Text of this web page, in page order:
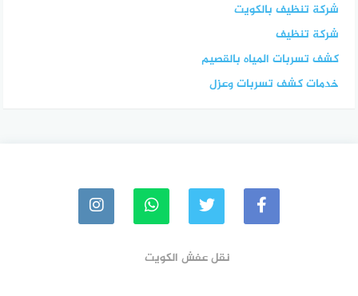
شركة تنظيف بالكويت
شركة تنظيف
كشف تسربات المياه بالقصيم
خدمات كشف تسربات وعزل
نقل عفش الكويت